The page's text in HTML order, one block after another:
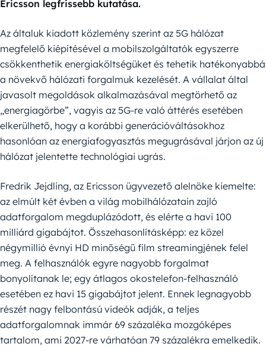
Ericsson legfrissebb kutatása.
Az általuk kiadott közlemény szerint az 5G hálózat
megfelelő kiépítésével a mobilszolgáltatók egyszerre
csökkenthetik energiaköltségüket és tehetik hatékonyabbá
a növekvő hálózati forgalmuk kezelését. A vállalat által
javasolt megoldások alkalmazásával megtörhető az
„energiagörbe”, vagyis az 5G-re való áttérés esetében
elkerülhető, hogy a korábbi generációváltásokhoz
hasonlóan az energiafogyasztás megugrásával járjon az új
hálózat jelentette technológiai ugrás.
Fredrik Jejdling, az Ericsson ügyvezető alelnöke kiemelte:
az elmúlt két évben a világ mobilhálózatain zajló
adatforgalom megduplázódott, és elérte a havi 100
milliárd gigabájtot. Összehasonlításképp: ez közel
négymillió évnyi HD minőségű film streamingjének felel
meg. A felhasználók egyre nagyobb forgalmat
bonyolítanak le; egy átlagos okostelefon-felhasználó
esetében ez havi 15 gigabájtot jelent. Ennek legnagyobb
részét nagy felbontású videók adják, a teljes
adatforgalomnak immár 69 százaléka mozgóképes
tartalom, ami 2027-re várhatóan 79 százalékra emelkedik.